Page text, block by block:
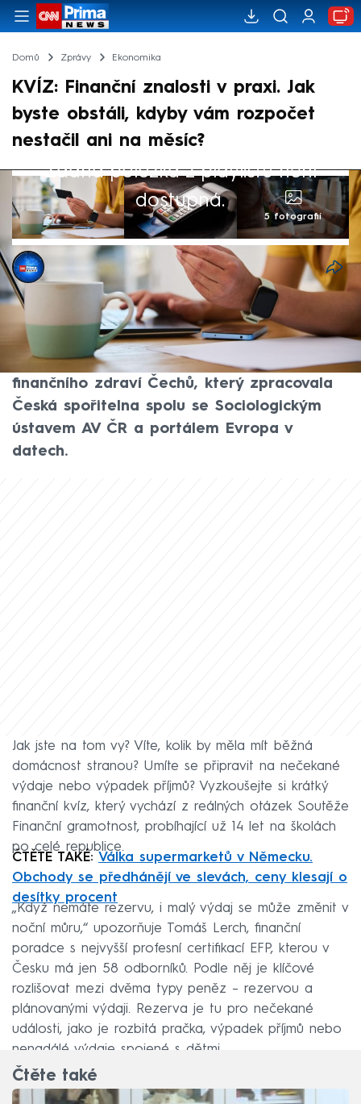
Domů Zprávy Ekonomika
KVÍZ: Finanční znalosti v praxi. Jak
byste obstáli, kdyby vám rozpočet
nestačil ani na měsíc?
Žádná položka z playlistu není
dostupná.
5 fotografií
CNN Prima NEWS
13. čvn 2025, 17:02
Devět z deseti Čechů si sice něco spoří,
ale skoro třetina by při výpadku příjmu
nepřežila ani měsíc. Ukázal to loňský Index
finančního zdraví Čechů, který zpracovala
Česká spořitelna spolu se Sociologickým
ústavem AV ČR a portálem Evropa v
datech.
Jak jste na tom vy? Víte, kolik by měla mít běžná
domácnost stranou? Umíte se připravit na nečekané
výdaje nebo výpadek příjmů? Vyzkoušejte si krátký
finanční kvíz, který vychází z reálných otázek Soutěže
Finanční gramotnost, probíhající už 14 let na školách
po celé republice.
ČTĚTE TAKÉ: Válka supermarketů v Německu.
Obchody se předhánějí ve slevách, ceny klesají o
desítky procent
„Když nemáte rezervu, i malý výdaj se může změnit v
noční můru,“ upozorňuje Tomáš Lerch, finanční
poradce s nejvyšší profesní certifikací EFP, kterou v
Česku má jen 58 odborníků. Podle něj je klíčové
rozlišovat mezi dvěma typy peněz – rezervou a
plánovanými výdaji. Rezerva je tu pro nečekané
události, jako je rozbitá pračka, výpadek příjmů nebo
nenadálé výdaje spojené s dětmi.
Čtěte také